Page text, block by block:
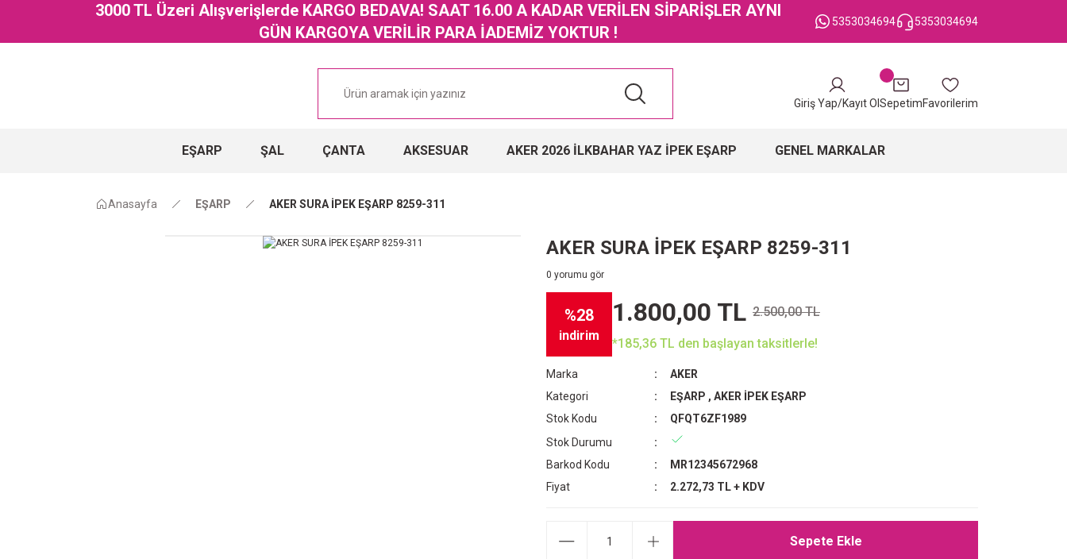
3000 TL Üzeri Alışverişlerde KARGO BEDAVA! SAAT 16.00 A KADAR VERİLEN SİPARİŞLER AYNI
GÜN KARGOYA VERİLİR PARA İADEMİZ YOKTUR !
5353034694 5353034694
Giriş Yap/Kayıt Ol SepetimFavorilerim
EŞARP ŞAL ÇANTA AKSESUAR AKER 2026 İLKBAHAR YAZ İPEK EŞARP GENEL MARKALAR
Anasayfa EŞARP AKER SURA İPEK EŞARP 8259-311
AKER SURA İPEK EŞARP 8259-311
0 yorumu gör
%28
indirim
1.800,00 TL 2.500,00 TL
*185,36 TL den başlayan taksitlerle!
Marka
AKER
Kategori
EŞARP , AKER İPEK EŞARP
Stok Kodu
QFQT6ZF1989
Stok Durumu
Barkod Kodu
MR12345672968
Fiyat
2.272,73 TL + KDV
Sepete Ekle